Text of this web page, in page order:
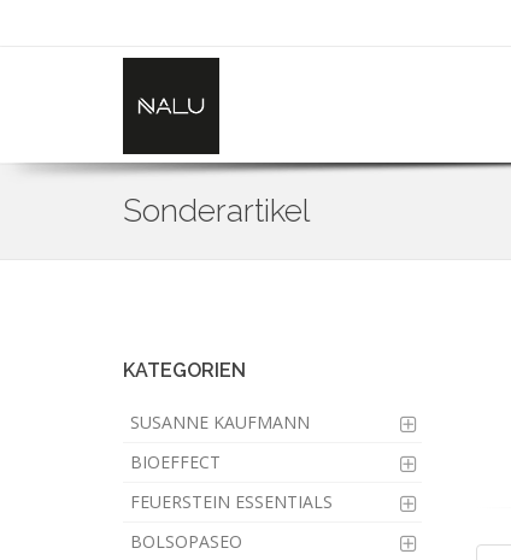
Sonderartikel
KATEGORIEN
SUSANNE KAUFMANN
BIOEFFECT
FEUERSTEIN ESSENTIALS
BOLSOPASEO